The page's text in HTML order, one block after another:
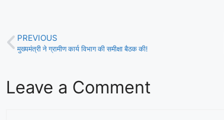
PREVIOUS
मुख्यमंत्री ने ग्रामीण कार्य विभाग की समीक्षा बैठक की!
Leave a Comment